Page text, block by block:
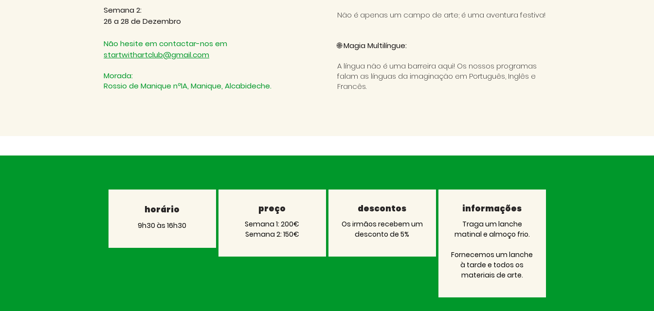
Semana 2:
26 a 28 de Dezembro
Não hesite em contactar-nos em
startwithartclub@gmail.com
Morada:
Rossio de Manique nº1A, Manique, Alcabideche.
Não é apenas um campo de arte; é uma aventura festiva!
🌐Magia Multilíngue:
A língua não é uma barreira aqui! Os nossos programas
falam as línguas da imaginação em Português, Inglês e
Francês.​
horário
9h30 às 16h30
preço
Semana 1: 200€
Semana 2: 150€
descontos
Os irmãos recebem um
desconto de 5%
informações
Traga um lanche
matinal e almoço frio.
Fornecemos um lanche
à tarde e todos os
materiais de arte.